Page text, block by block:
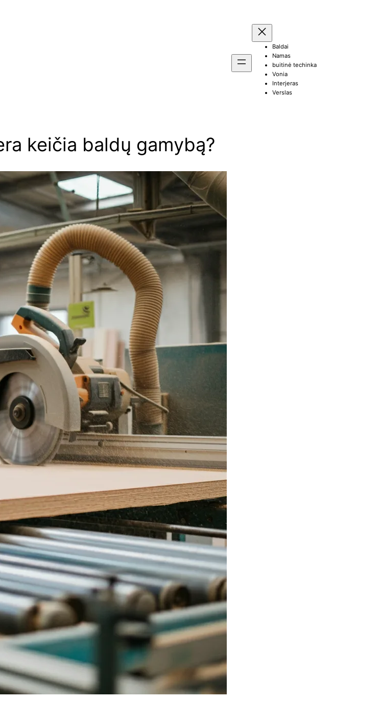
Baldai
Namas
buitinė techinka
Vonia
Interjeras
Verslas
keičia baldų gamybą?